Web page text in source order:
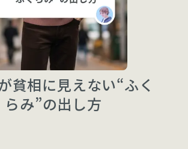
貧相に見えない“ふく
らみ”の出し方